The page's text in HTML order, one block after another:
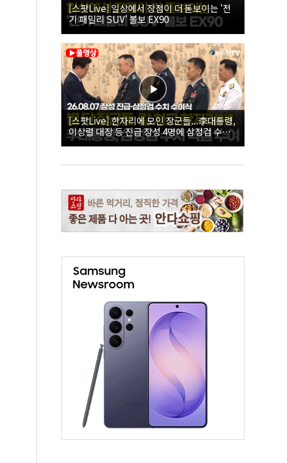
[스팟Live] 일상에서 장점이 더 돋보이는 '전
기 패밀리 SUV' 볼보 EX90
[스팟Live] 한자리에 모인 장군들...李대통령,
이상렬 대장 등 진급 장성 4명에 삼정검 수치
직접 수여｜26.08.07 장성 진급·삼정검 수치